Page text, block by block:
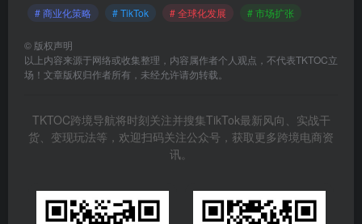
# 商业化策略
# TikTok # 全球化发展 # 市场扩张
© 版权声明
以上内容来源于网络或收集整理，内容属作者个人观点，不代表TKTOC立
场！文章版权归作者所有，未经允许请勿转载。
TKTOC跨境导航将时刻关注并搜集TikTok最新风向、实战干
货、变现玩法等，欢迎扫码关注公众号，获取更多跨境电商资
讯。